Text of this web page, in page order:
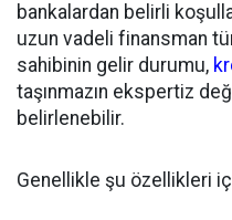
bankalardan belirli
uzun vadeli finansman
sahibinin gelir durumu,
taşınmazın ekspertiz
belirlenebilir.
Genellikle şu özellikleri